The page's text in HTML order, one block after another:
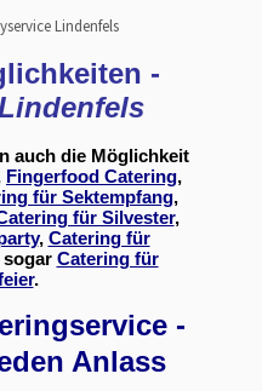
-
auch die Möglichkeit
Fingerfood Catering,
für Sektempfang,
für Silvester,
, Catering für
Catering für
.
-
Anlass